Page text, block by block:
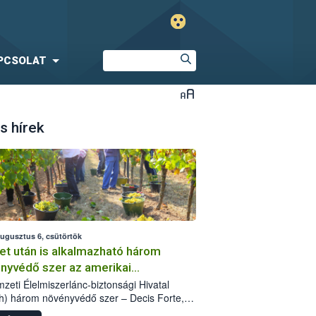
hírek
6, csütörtök
után is alkalmazható három
szer az amerikai
ellen
Élelmiszerlánc-biztonsági Hivatal
három növényvédő szer – Decis Forte,
24 EW, Oroganic – engedélyokiratát